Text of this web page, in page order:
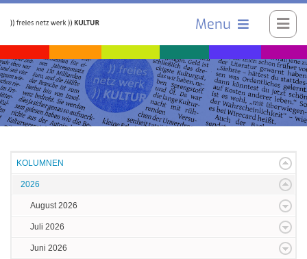
Menu
KOLUMNEN
2026
August 2026
Juli 2026
Juni 2026